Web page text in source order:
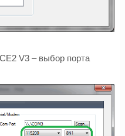
V3 – выбор порта